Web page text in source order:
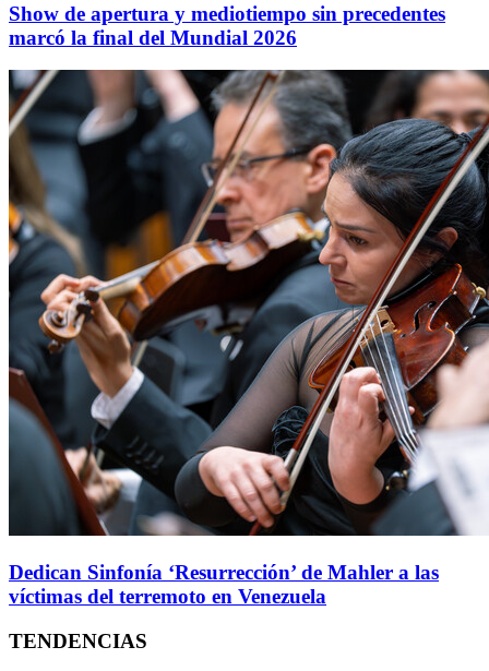
Show de apertura y mediotiempo sin precedentes
marcó la final del Mundial 2026
Dedican Sinfonía ‘Resurrección’ de Mahler a las
víctimas del terremoto en Venezuela
TENDENCIAS